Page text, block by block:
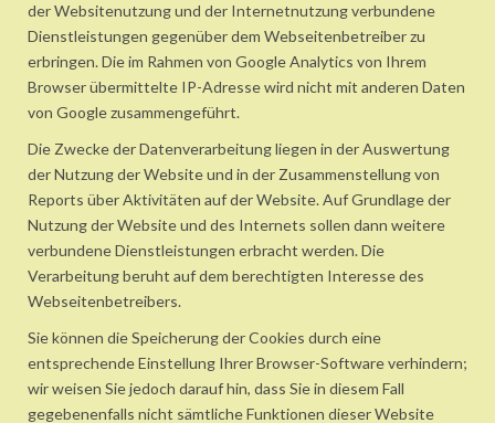
der Websitenutzung und der Internetnutzung verbundene
Dienstleistungen gegenüber dem Webseitenbetreiber zu
erbringen. Die im Rahmen von Google Analytics von Ihrem
Browser übermittelte IP-Adresse wird nicht mit anderen Daten
von Google zusammengeführt.
Die Zwecke der Datenverarbeitung liegen in der Auswertung
der Nutzung der Website und in der Zusammenstellung von
Reports über Aktivitäten auf der Website. Auf Grundlage der
Nutzung der Website und des Internets sollen dann weitere
verbundene Dienstleistungen erbracht werden. Die
Verarbeitung beruht auf dem berechtigten Interesse des
Webseitenbetreibers.
Sie können die Speicherung der Cookies durch eine
entsprechende Einstellung Ihrer Browser-Software verhindern;
wir weisen Sie jedoch darauf hin, dass Sie in diesem Fall
gegebenenfalls nicht sämtliche Funktionen dieser Website